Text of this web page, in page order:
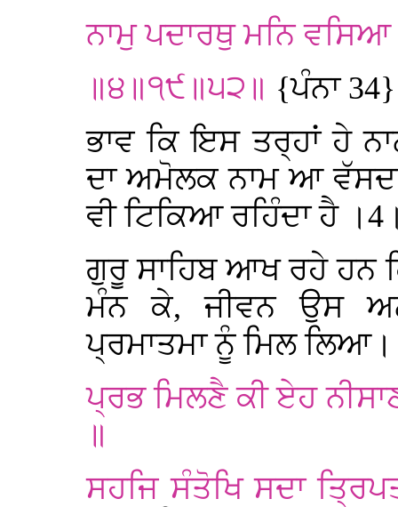
ਨਾਮੁ ਪਦਾਰਥੁ ਮਨਿ
॥੪॥੧੯॥੫੨॥ {ਪੰਨਾ 34}
ਭਾਵ ਕਿ ਇਸ ਤਰ੍ਹਾਂ ਹੇ
ਦਾ ਅਮੋਲਕ ਨਾਮ ਆ
ਵੀ ਟਿਕਿਆ ਰਹਿੰਦਾ ਹੈ
ਗੁਰੂ ਸਾਹਿਬ ਆਖ ਰਹੇ ਹਨ
ਮੰਨ ਕੇ, ਜੀਵਨ ਉਸ
ਪ੍ਰਮਾਤਮਾ ਨੂੰ ਮਿਲ
ਪ੍ਰਭ ਮਿਲਣੈ ਕੀ ਏਹ
॥
ਸਹਜਿ ਸੰਤੋਖਿ ਸਦਾ